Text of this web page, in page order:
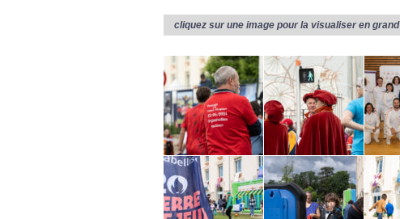
cliquez sur une image pour la visualiser en grand